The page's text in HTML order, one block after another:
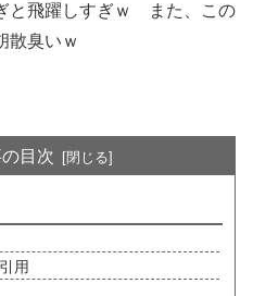
と飛躍しすぎｗ また、この
散臭いｗ
目次
用